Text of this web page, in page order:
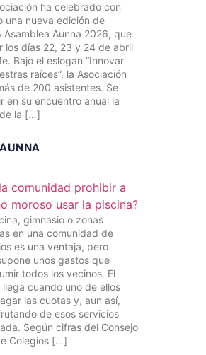
ha celebrado con
una nueva edición de
Asamblea Aunna 2026, que
los días 22, 23 y 24 de abril
Bajo el eslogan “Innovar
raíces”, la Asociación
de 200 asistentes. Se
en su encuentro anual la
la […]
comunidad prohibir a
moroso usar la piscina?
gimnasio o zonas
en una comunidad de
es una ventaja, pero
unos gastos que
todos los vecinos. El
llega cuando uno de ellos
las cuotas y, aun así,
de esos servicios
Según cifras del Consejo
Colegios […]